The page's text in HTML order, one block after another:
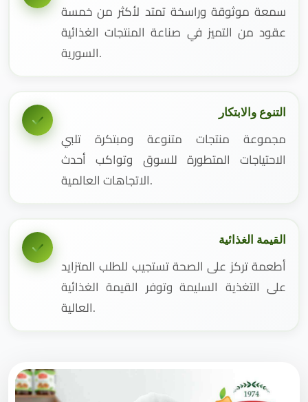
سمعة موثوقة وراسخة تمتد لأكثر من خمسة
عقود من التميز في صناعة المنتجات الغذائية
السورية.
التنوع والابتكار
مجموعة منتجات متنوعة ومبتكرة تلبي
الاحتياجات المتطورة للسوق وتواكب أحدث
الاتجاهات العالمية.
القيمة الغذائية
أطعمة تركز على الصحة تستجيب للطلب المتزايد
على التغذية السليمة وتوفر القيمة الغذائية
العالية.